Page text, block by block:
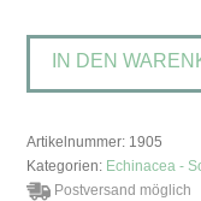
MengeIN DEN
Artikelnummer: 1905
Kategorien: Echinacea -
Postversand möglich